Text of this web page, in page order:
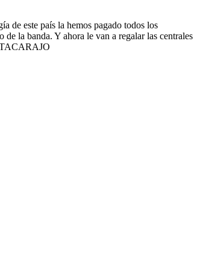
de este país la hemos pagado todos los
la banda. Y ahora le van a regalar las centrales